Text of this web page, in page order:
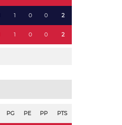
1 0 0 2
1 0 0 2
PG PE PP PTS